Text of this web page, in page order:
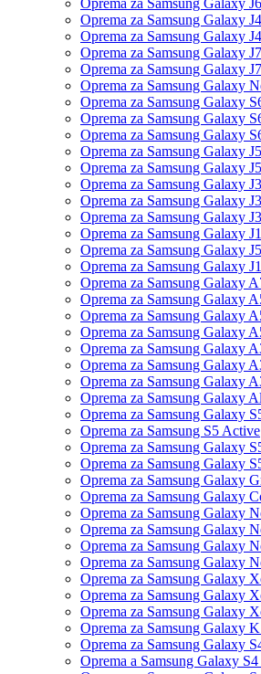
Oprema za Samsung Galaxy
Oprema za Samsung Galaxy
Oprema za Samsung Galaxy
Oprema za Samsung Galaxy
Oprema za Samsung Galaxy
Oprema za Samsung Galaxy
Oprema za Samsung Galaxy
Oprema za Samsung Galaxy
Oprema za Samsung Galaxy
Oprema za Samsung Galaxy
Oprema za Samsung Galaxy
Oprema za Samsung Galaxy
Oprema za Samsung Galaxy
Oprema za Samsung Galaxy
Oprema za Samsung Galaxy
Oprema za Samsung Galaxy J5
Oprema za Samsung Galaxy J1
Oprema za Samsung Galaxy
Oprema za Samsung Galaxy
Oprema za Samsung Galaxy
Oprema za Samsung Galaxy
Oprema za Samsung Galaxy
Oprema za Samsung Galaxy
Oprema za Samsung Galaxy
Oprema za Samsung Galaxy
Oprema za Samsung Galaxy
Oprema za Samsung S5 Active
Oprema za Samsung Galaxy
Oprema za Samsung Galaxy
Oprema za Samsung Galaxy
Oprema za Samsung Galaxy
Oprema za Samsung Galaxy
Oprema za Samsung Galaxy
Oprema za Samsung Galaxy
Oprema za Samsung Galaxy
Oprema za Samsung Galaxy
Oprema za Samsung Galaxy
Oprema za Samsung Galaxy
Oprema za Samsung Galaxy
Oprema za Samsung Galaxy
Oprema a Samsung Galaxy